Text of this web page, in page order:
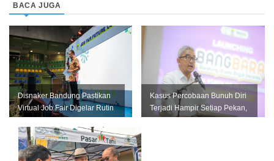
BACA JUGA
Disnaker Bandung Pastikan
Virtual Job Fair Digelar Rutin
Kasus Percobaan Bunuh Diri
Terjadi Hampir Setiap Pekan,